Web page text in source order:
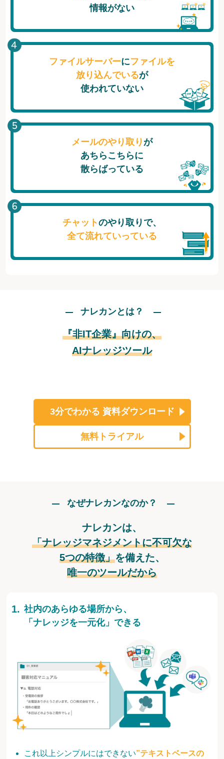
情報がない
ファイルサーバーにファイルを
放り込んでいるが
使われていない
メールのやり取り が
あちらこちらに
散らばっている
チャットのやり取りで、
全て流れていっている
ナレカンとは？
『非IT企業』向けの、
AIナレッジツール
3分でわかる 資料ダウンロード
無料トライアル
なぜナレカンなのか？
ナレカンは、
「ナレッジマネジメントに不可欠な
5つの特徴」を備えた、
唯一のツールだから
これ以上シンプルにはできない”テキストベースの
社内のあらゆる場所から、
「ナレッジを一元化」できる